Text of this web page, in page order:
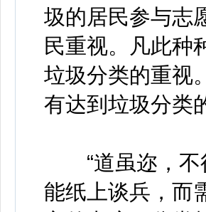
圾的居民参与志
民重视。凡此种
垃圾分类的重视
有达到垃圾分类
“道虽迩，不
能纸上谈兵，而